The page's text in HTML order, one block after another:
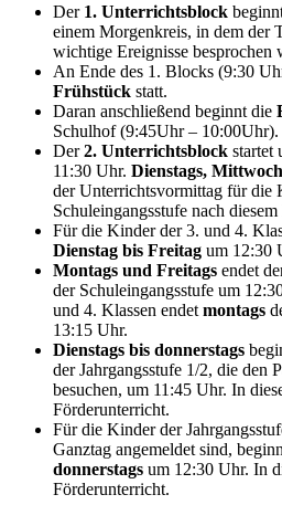
Der 1. Unterrichtsblock
einem Morgenkreis, in dem der
wichtige Ereignisse besprochen
An Ende des 1. Blocks (9:30
Frühstück statt.
Daran anschließend beginnt die
Schulhof (9:45Uhr – 10:00Uhr).
Der2. Unterrichtsblock startet
11:30 Uhr. Dienstags,
der Unterrichtsvormittag für die
Schuleingangsstufe nach
Für die Kinder der 3. und 4.
Dienstag bis Freitag um 12:30
Montags und Freitags endet
der Schuleingangsstufe um
und 4. Klassen endet montags
13:15 Uhr.
Dienstags bis donnerstags
der Jahrgangsstufe 1/2, die den
besuchen, um 11:45 Uhr. In
Förderunterricht.
Für die Kinder der
Ganztag angemeldet sind,
donnerstags um 12:30 Uhr. In
Förderunterricht.